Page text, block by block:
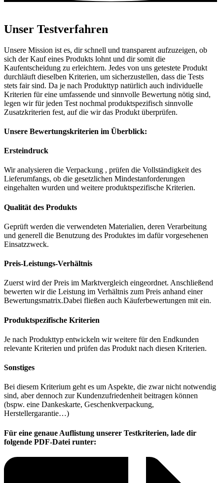
Unser Testverfahren
Unsere Mission ist es, dir schnell und transparent aufzuzeigen, ob
sich der Kauf eines Produkts lohnt und dir somit die
Kaufentscheidung zu erleichtern. Jedes von uns getestete Produkt
durchläuft dieselben Kriterien, um sicherzustellen, dass die Tests
stets fair sind. Da je nach Produkttyp natürlich auch individuelle
Kriterien für eine umfassende und sinnvolle Bewertung nötig sind,
legen wir für jeden Test nochmal produktspezifisch sinnvolle
Zusatzkriterien fest, auf die wir das Produkt überprüfen.
Unsere Bewertungskriterien im Überblick:
Ersteindruck
Wir analysieren die Verpackung , prüfen die Vollständigkeit des
Lieferumfangs, ob die gesetzlichen Mindestanforderungen
eingehalten wurden und weitere produktspezifische Kriterien.
Qualität des Produkts
Geprüft werden die verwendeten Materialien, deren Verarbeitung
und generell die Benutzung des Produktes im dafür vorgesehenen
Einsatzzweck.
Preis-Leistungs-Verhältnis
Zuerst wird der Preis im Marktvergleich eingeordnet. Anschließend
bewerten wir die Leistung im Verhältnis zum Preis anhand einer
Bewertungsmatrix.Dabei fließen auch Käuferbewertungen mit ein.
Produktspezifische Kriterien
Je nach Produkttyp entwickeln wir weitere für den Endkunden
relevante Kriterien und prüfen das Produkt nach diesen Kriterien.
Sonstiges
Bei diesem Kriterium geht es um Aspekte, die zwar nicht notwendig
sind, aber dennoch zur Kundenzufriedenheit beitragen können
(bspw. eine Dankeskarte, Geschenkverpackung,
Herstellergarantie…)
Für eine genaue Auflistung unserer Testkriterien, lade dir
folgende PDF-Datei runter: